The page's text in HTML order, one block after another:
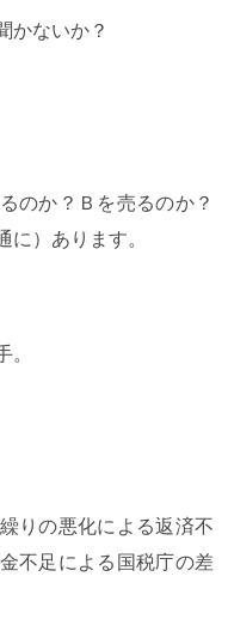
かないか？
のか？Ｂを売るのか？
に）あります。
。
りの悪化による返済不
不足による国税庁の差